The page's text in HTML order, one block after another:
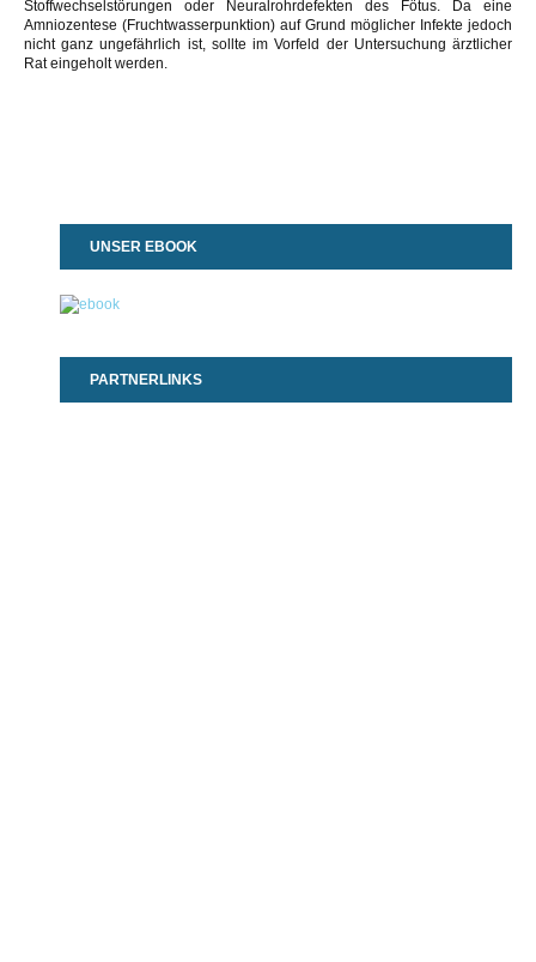
Stoffwechselstörungen oder Neuralrohrdefekten des Fötus. Da eine
Amniozentese (Fruchtwasserpunktion) auf Grund möglicher Infekte jedoch
nicht ganz ungefährlich ist, sollte im Vorfeld der Untersuchung ärztlicher
Rat eingeholt werden.
UNSER EBOOK
PARTNERLINKS